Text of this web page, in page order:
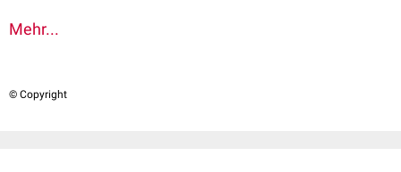
Mehr...
© Copyright